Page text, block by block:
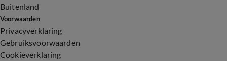
Buitenland
Voorwaarden
Privacyverklaring
Gebruiksvoorwaarden
Cookieverklaring